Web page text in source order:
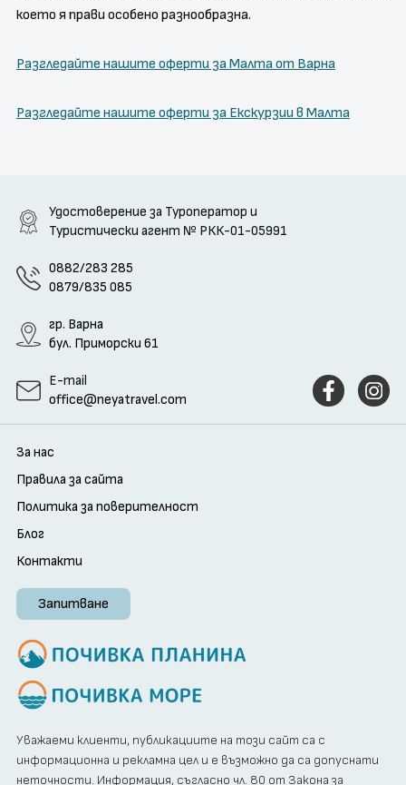
което я прави особено разнообразна.
Разгледайте нашите оферти за Малта от Варна
Разгледайте нашите оферти за Екскурзии в Малта
Удостоверение за Туроператор и
Туристически агент № РКК-01-05991
0882/283 285
0879/835 085
гр. Варна
бул. Приморски 61
E-mail
office@neyatravel.com
За нас
Правила за сайта
Политика за поверителност
Блог
Контакти
Запитване
Уважаеми клиенти, публикациите на този сайт са с
информационна и рекламна цел и е възможно да са допуснати
неточности. Информация, съгласно чл. 80 от Закона за